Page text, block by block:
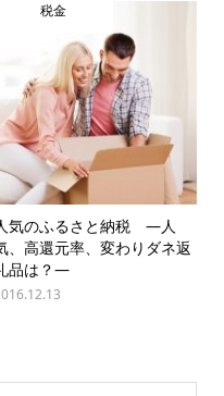
税金
気のふるさと納税 ―人
、高還元率、変わりダネ返
品は？―